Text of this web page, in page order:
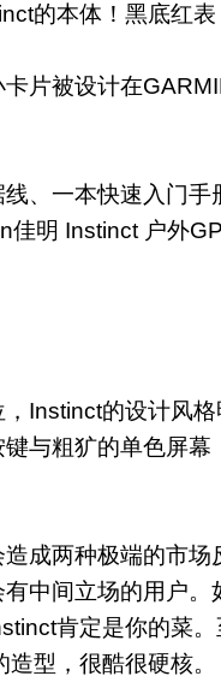
的本体！黑底红
片被设计在
、一本快速入门手
佳明 Instinct 户外
Instinct的设计风
与粗犷的单色屏
成两种极端的市场
中间立场的用户。
肯定是你的菜
型，很酷很硬核。